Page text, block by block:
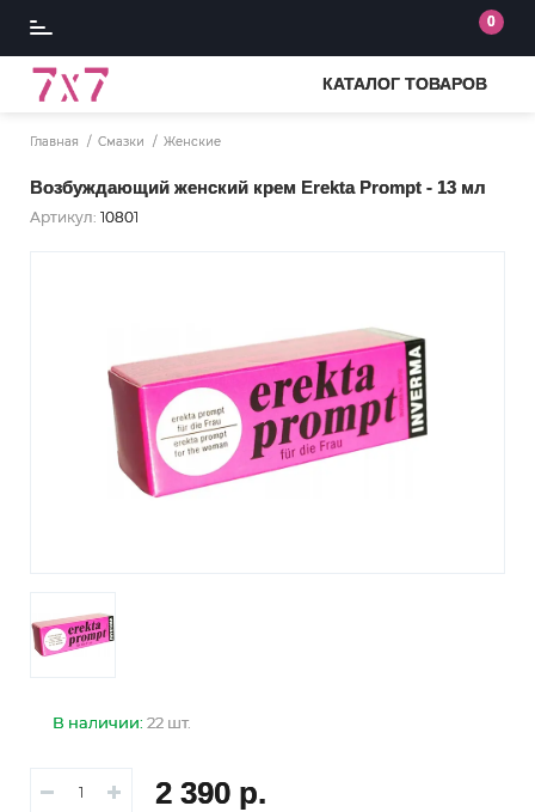
0
КАТАЛОГ ТОВАРОВ
Главная Смазки Женские
Возбуждающий женский крем Erekta Prompt - 13 мл
Артикул: 10801
В наличии: 22 шт.
2 390 р.